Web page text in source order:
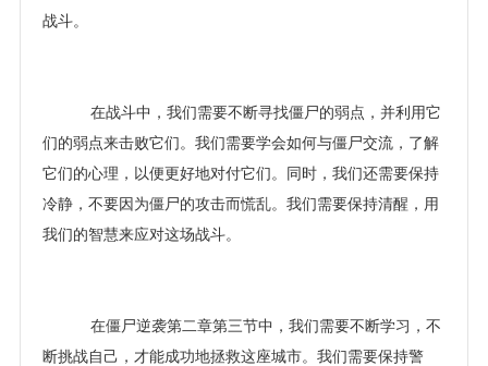
战斗。
在战斗中，我们需要不断寻找僵尸的弱点，并利用它
们的弱点来击败它们。我们需要学会如何与僵尸交流，了解
它们的心理，以便更好地对付它们。同时，我们还需要保持
冷静，不要因为僵尸的攻击而慌乱。我们需要保持清醒，用
我们的智慧来应对这场战斗。
在僵尸逆袭第二章第三节中，我们需要不断学习，不
断挑战自己，才能成功地拯救这座城市。我们需要保持警